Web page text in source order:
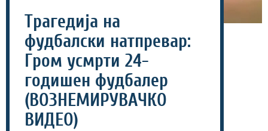
Трагедија на
фудбалски натпревар:
Гром усмрти 24-
годишен фудбалер
(ВОЗНЕМИРУВАЧКО
ВИДЕО)